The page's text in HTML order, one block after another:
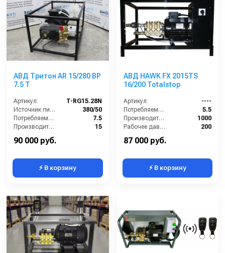
АВД Тритон AR 15/280 BP
7.5 T
Артикул:
T-RG15.28N
Источник питания (~/В/Гц):
380/50
Потребляемая мощность (кВт):
7.5
Производительность (л/мин):
15
Давление (бар):
90 000 руб.
⚡ В корзину
АВД HAWK FX 2015TS
16/200 Totalstop
Артикул:
----
Потребляемая мощность (кВт):
5.5
Производительность (л/ч):
1000
Рабочее давление (бар):
200
Мощность (кВт):
87 000 руб.
⚡ В корзину